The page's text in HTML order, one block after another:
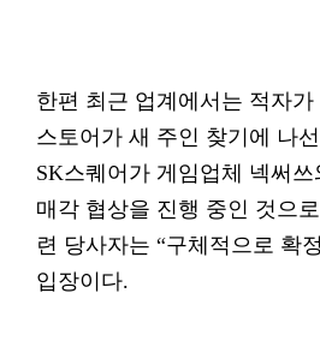
한편 최근 업계에서는 적자
스토어가 새 주인 찾기에 나
SK스퀘어가 게임업체 넥써
매각 협상을 진행 중인 것으
련 당사자는 “구체적으로 확
입장이다.